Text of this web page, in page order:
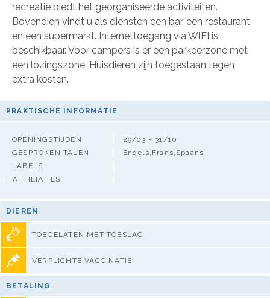
recreatie biedt het georganiseerde activiteiten.
Bovendien vindt u als diensten een bar, een restaurant
en een supermarkt. Internettoegang via WIFI is
beschikbaar. Voor campers is er een parkeerzone met
een lozingszone. Huisdieren zijn toegestaan tegen
extra kosten.
PRAKTISCHE INFORMATIE
OPENINGSTIJDEN
29/03 - 31/10
GESPROKEN TALEN
Engels,Frans,Spaans
LABELS
AFFILIATIES
DIEREN
TOEGELATEN MET TOESLAG
VERPLICHTE VACCINATIE
BETALING